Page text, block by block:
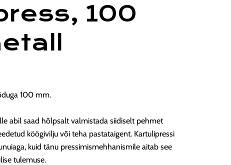
100
100 mm.
abil saad hõlpsalt valmistada siidiselt pehmet
köögivilju või teha pastataigent. Kartulipressi
kuid tänu pressimismehhanismile aitab see
tulemuse.